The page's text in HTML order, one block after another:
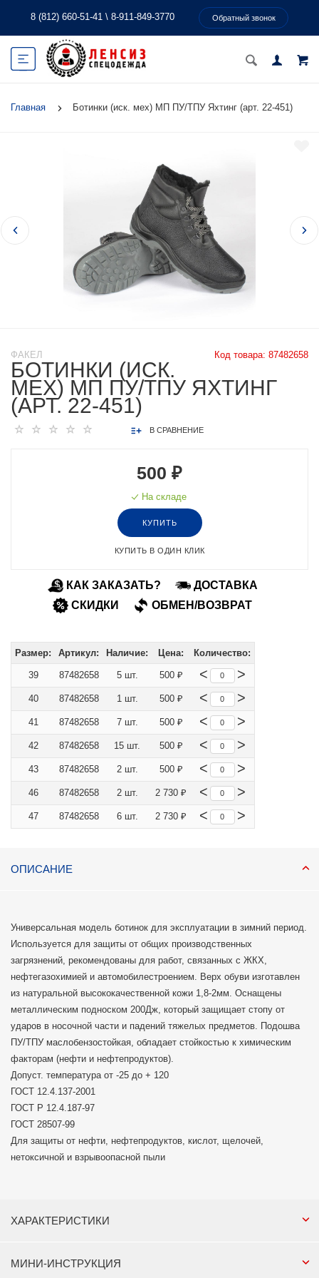
8 (812) 660-51-41 \ 8-911-849-3770 Обратный звонок
Главная Ботинки (иск. мех) МП ПУ/ТПУ Яхтинг (арт. 22-451)
Код товара: 87482658
ФАКЕЛ
БОТИНКИ (ИСК.
МЕХ) МП ПУ/ТПУ ЯХТИНГ
(АРТ. 22-451)
В СРАВНЕНИЕ
500 ₽
На складе
КУПИТЬ
КУПИТЬ В ОДИН КЛИК
КАК ЗАКАЗАТЬ?
ДОСТАВКА
СКИДКИ
ОБМЕН/ВОЗВРАТ
Размер: Артикул: Наличие: Цена: Количество:
39 87482658 5 шт. 500 ₽ < >
40 87482658 1 шт. 500 ₽ < >
41 87482658 7 шт. 500 ₽ < >
42 87482658 15 шт. 500 ₽ < >
43 87482658 2 шт. 500 ₽ < >
46 87482658 2 шт. 2 730 ₽ < >
47 87482658 6 шт. 2 730 ₽ < >
ОПИСАНИЕ
Универсальная модель ботинок для эксплуатации в зимний период.
Используется для защиты от общих производственных
загрязнений, рекомендованы для работ, связанных с ЖКХ,
нефтегазохимией и автомобилестроением. Верх обуви изготавлен
из натуральной высококачественной кожи 1,8-2мм. Оснащены
металлическим подноском 200Дж, который защищает стопу от
ударов в носочной части и падений тяжелых предметов. Подошва
ПУ/ТПУ маслобензостойкая, обладает стойкостью к химическим
факторам (нефти и нефтепродуктов).
Допуст. температура от -25 до + 120
ГОСТ 12.4.137-2001
ГОСТ Р 12.4.187-97
ГОСТ 28507-99
Для защиты от нефти, нефтепродуктов, кислот, щелочей,
нетоксичной и взрывоопасной пыли
ХАРАКТЕРИСТИКИ
МИНИ-ИНСТРУКЦИЯ